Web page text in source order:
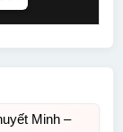
Minh –